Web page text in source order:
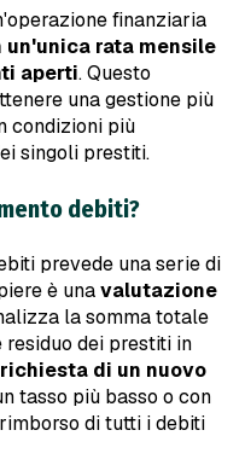
finanziaria
rata mensile
aperti. Questo
una gestione più
condizioni più
singoli prestiti.
debiti?
prevede una serie di
è unavalutazione
la somma totale
dei prestiti in
richiesta di un nuovo
tasso più basso o con
di tutti i debiti